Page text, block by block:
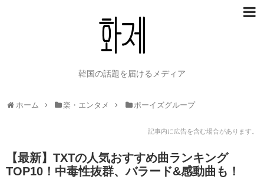
韓国の話題を届けるメディア
ホーム 楽・エンタメ ボーイズグループ
記事内に広告を含む場合があります。
【最新】TXTの人気おすすめ曲ランキング
TOP10！中毒性抜群、バラード&感動曲も！